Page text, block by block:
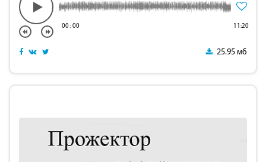
00:00 11:20
25.95 мб